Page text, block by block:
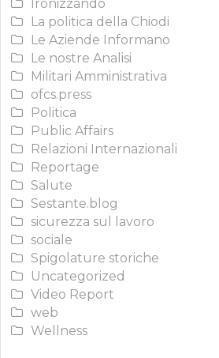
Ironizzando
La politica della Chiodi
Le Aziende Informano
Le nostre Analisi
Militari Amministrativa
ofcs.press
Politica
Public Affairs
Relazioni Internazionali
Reportage
Salute
Sestante.blog
sicurezza sul lavoro
sociale
Spigolature storiche
Uncategorized
Video Report
web
Wellness